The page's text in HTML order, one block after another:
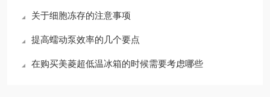
关于细胞冻存的注意事项
提高蠕动泵效率的几个要点
在购买美菱超低温冰箱的时候需要考虑哪些